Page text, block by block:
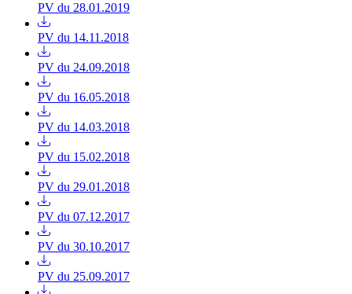
PV du 28.01.2019
PV du 14.11.2018
PV du 24.09.2018
PV du 16.05.2018
PV du 14.03.2018
PV du 15.02.2018
PV du 29.01.2018
PV du 07.12.2017
PV du 30.10.2017
PV du 25.09.2017